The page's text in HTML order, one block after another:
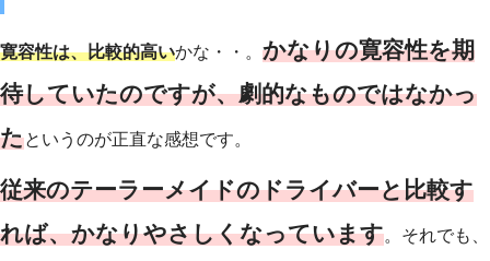
寛容性は、比較的高いかな・・。 かなりの寛容性を期
待していたのですが、劇的なものではなかっ
たというのが正直な感想です。
従来のテーラーメイドのドライバーと比較す
れば、かなりやさしくなっています。それでも、